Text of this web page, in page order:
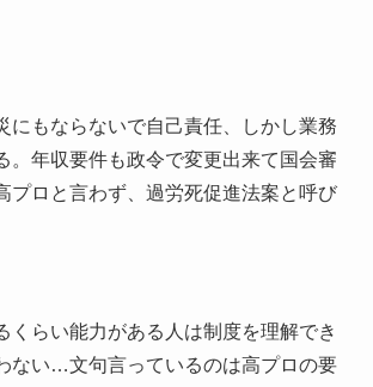
にもならないで自己責任、しかし業務
。年収要件も政令で変更出来て国会審
プロと言わず、過労死促進法案と呼び
くらい能力がある人は制度を理解でき
ない…文句言っているのは高プロの要